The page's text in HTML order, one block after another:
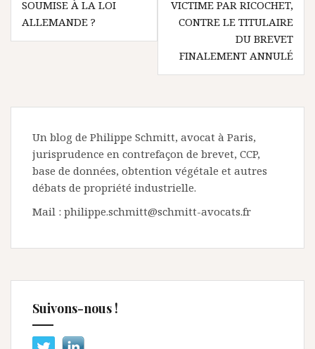
SOUMISE À LA LOI
ALLEMANDE ?
VICTIME PAR RICOCHET,
CONTRE LE TITULAIRE
DU BREVET
FINALEMENT ANNULÉ
Un blog de Philippe Schmitt, avocat à Paris,
jurisprudence en contrefaçon de brevet, CCP,
base de données, obtention végétale et autres
débats de propriété industrielle.
Mail : philippe.schmitt@schmitt-avocats.fr
Suivons-nous !